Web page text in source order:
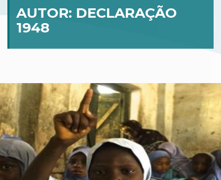
AUTOR: DECLARAÇÃO
1948